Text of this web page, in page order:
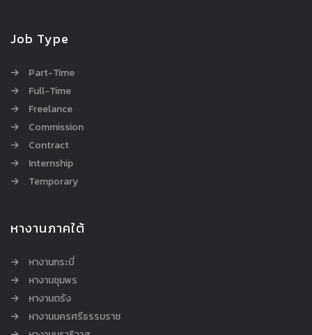
Job Type
Part-Time
Full-Time
Freelance
Commission
Contract
Internship
Temporary
หางานภาคใต้
หางานกระบี่
หางานชุมพร
หางานตรัง
หางานนครศรีธรรมราช